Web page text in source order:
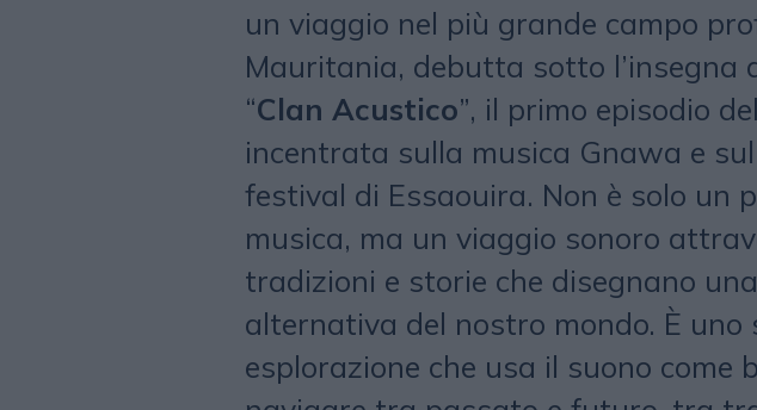
un viaggio nel più grande campo
Mauritania, debutta sotto l’insegna
“Clan Acustico”, il primo episodio
incentrata sulla musica Gnawa e
festival di Essaouira. Non è solo un
musica, ma un viaggio sonoro
tradizioni e storie che disegnano
alternativa del nostro mondo. È uno
esplorazione che usa il suono come